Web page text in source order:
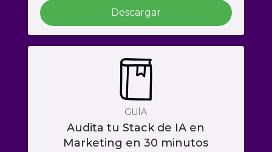
Descargar
GUÍA
Audita tu Stack de IA en
Marketing en 30 minutos